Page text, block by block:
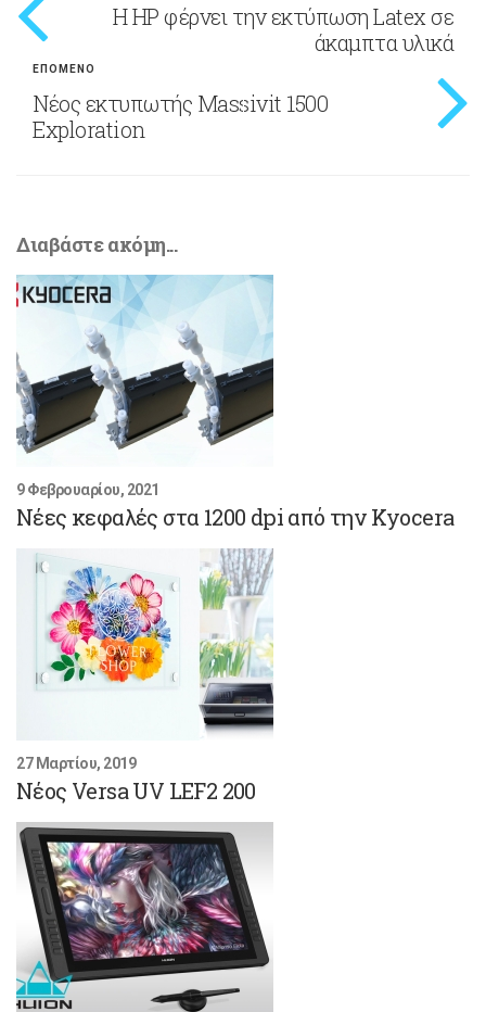
Η HP φέρνει την εκτύπωση Latex σε
άκαμπτα υλικά
ΕΠΟΜΕΝΟ
Νέος εκτυπωτής Massivit 1500
Exploration
Διαβάστε ακόμη...
9 Φεβρουαρίου, 2021
Νέες κεφαλές στα 1200 dpi από την Kyocera
27 Μαρτίου, 2019
Νέος Versa UV LEF2 200